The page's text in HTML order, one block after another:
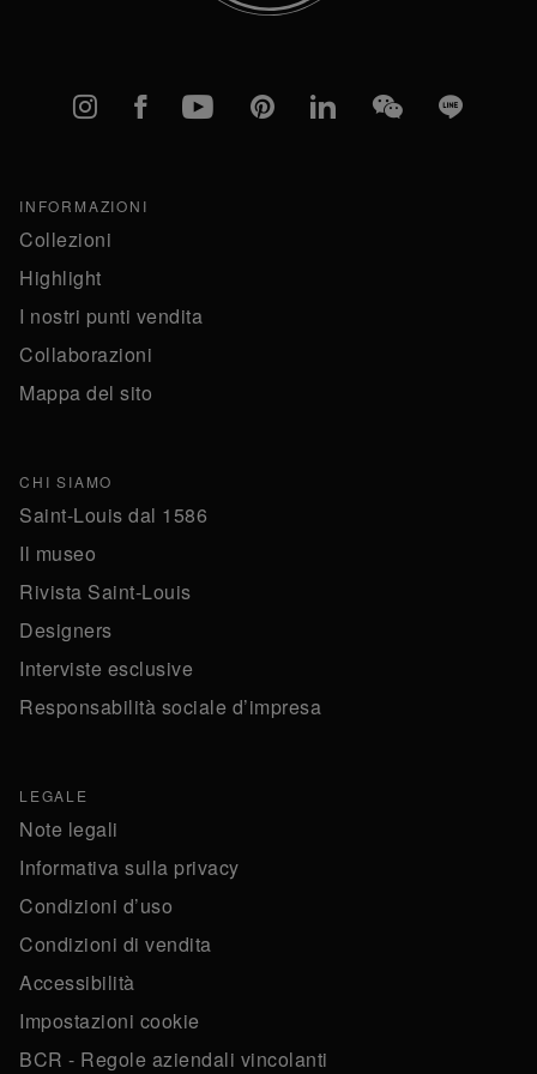
Instagram
FacebookYouTubePinterestlinkedInWeChatLine
INFORMAZIONI
Collezioni
Highlight
I nostri punti vendita
Collaborazioni
Mappa del sito
CHI SIAMO
Saint-Louis dal 1586
Il museo
Rivista Saint-Louis
Designers
Interviste esclusive
Responsabilità sociale d’impresa
LEGALE
Note legali
Informativa sulla privacy
Condizioni d’uso
Condizioni di vendita
Accessibilità
Impostazioni cookie
BCR - Regole aziendali vincolanti